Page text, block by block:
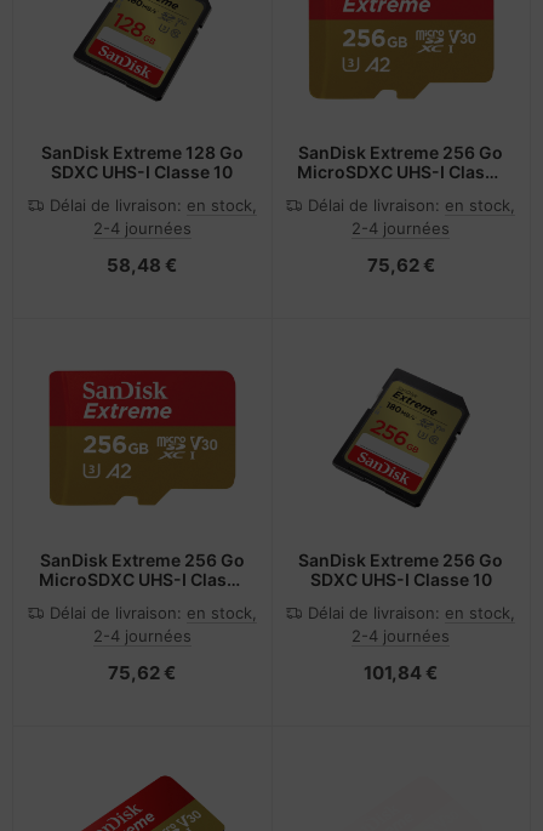
SanDisk Extreme 128 Go
SDXC UHS-I Classe 10
Délai de livraison: en stock,
2-4 journées
58,48 €
SanDisk Extreme 256 Go
MicroSDXC UHS-I Classe
Délai de livraison: en stock,
2-4 journées
75,62 €
SanDisk Extreme 256 Go
MicroSDXC UHS-I Classe
Délai de livraison: en stock,
2-4 journées
75,62 €
SanDisk Extreme 256 Go
SDXC UHS-I Classe 10
Délai de livraison: en stock,
2-4 journées
101,84 €